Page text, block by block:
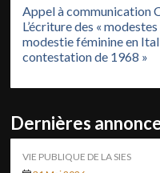
Appel à communication
L’écriture des «
modestie féminine en
contestation de 1968 »
Dernières
VIE PUBLIQUE DE LA SIES